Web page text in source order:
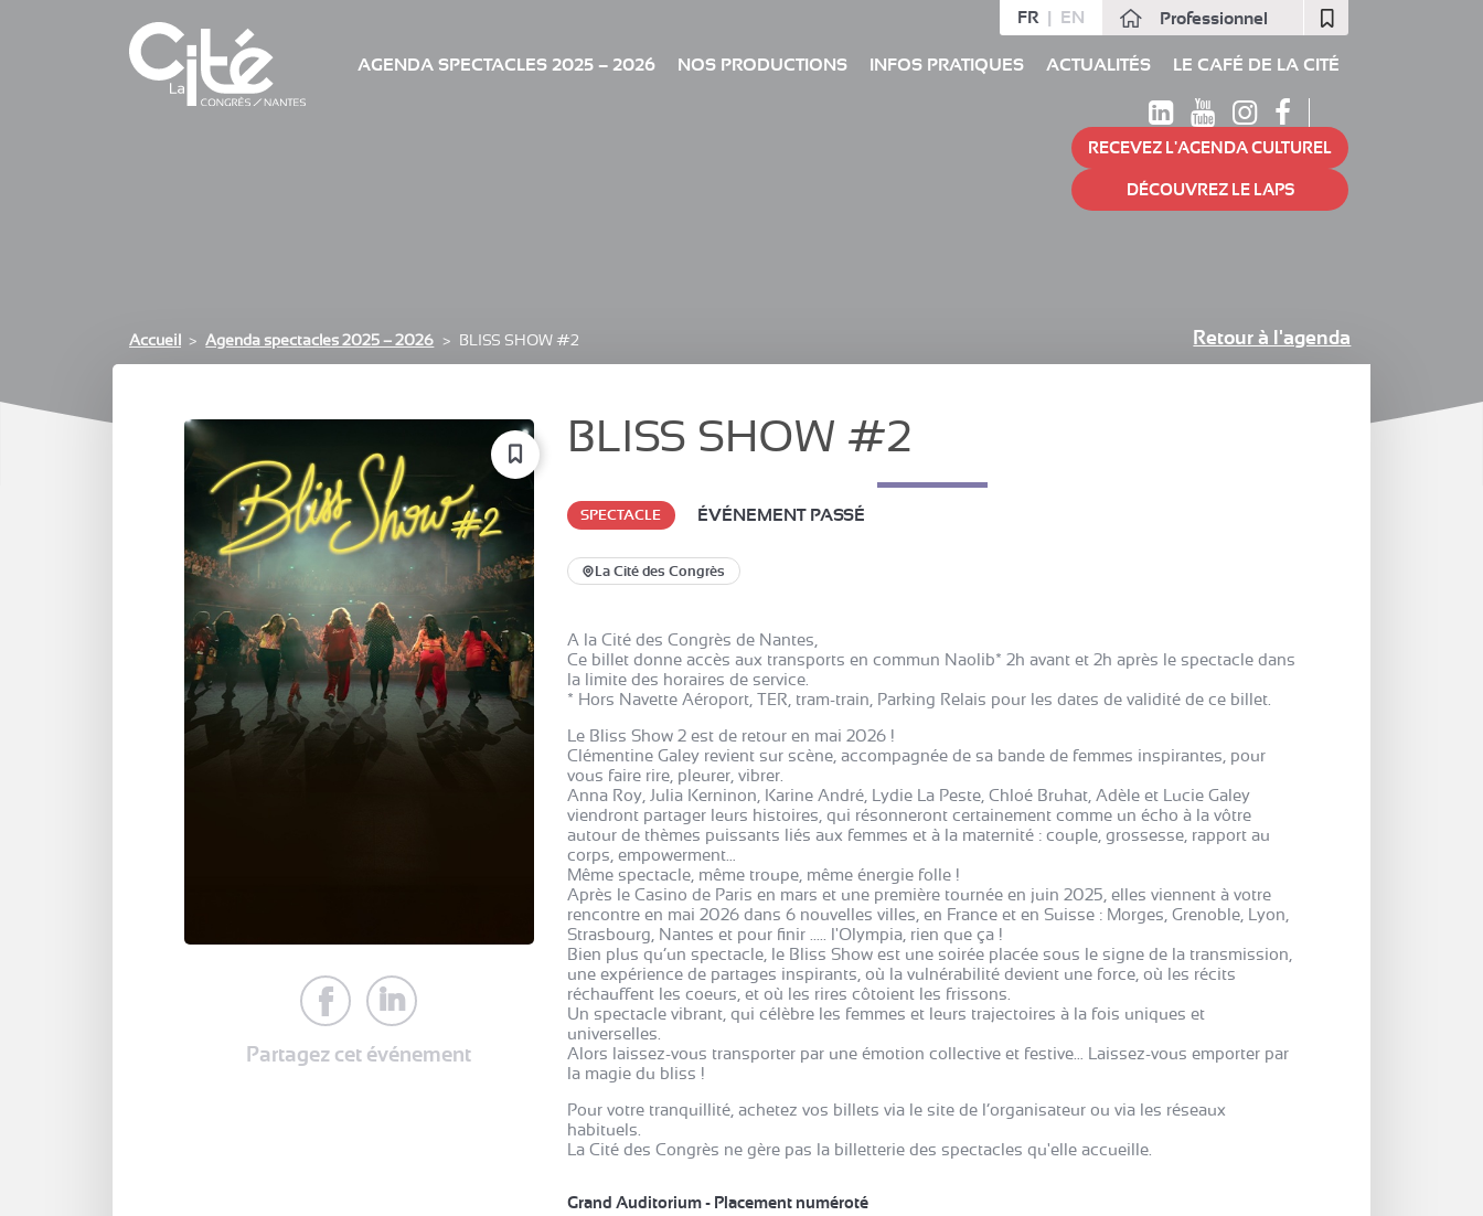
AGENDA SPECTACLES 2025 – 2026 NOS PRODUCTIONS INFOS PRATIQUES ACTUALITÉS LE CAFÉ DE LA CITÉ
RECEVEZ L'AGENDA CULTUREL
DÉCOUVREZ LE LAPS
FR EN Professionnel
Accueil Agenda spectacles 2025 – 2026 BLISS SHOW #2
Partagez cet événement
BLISS SHOW #2
SPECTACLE ÉVÉNEMENT PASSÉ
La Cité des Congrès
A la Cité des Congrès de Nantes,
Ce billet donne accès aux transports en commun Naolib* 2h avant et 2h après le spectacle dans
la limite des horaires de service.
* Hors Navette Aéroport, TER, tram-train, Parking Relais pour les dates de validité de ce billet.
Le Bliss Show 2 est de retour en mai 2026 !
Clémentine Galey revient sur scène, accompagnée de sa bande de femmes inspirantes, pour
vous faire rire, pleurer, vibrer.
Anna Roy, Julia Kerninon, Karine André, Lydie La Peste, Chloé Bruhat, Adèle et Lucie Galey
viendront partager leurs histoires, qui résonneront certainement comme un écho à la vôtre
autour de thèmes puissants liés aux femmes et à la maternité : couple, grossesse, rapport au
corps, empowerment…
Même spectacle, même troupe, même énergie folle !
Après le Casino de Paris en mars et une première tournée en juin 2025, elles viennent à votre
rencontre en mai 2026 dans 6 nouvelles villes, en France et en Suisse : Morges, Grenoble, Lyon,
Strasbourg, Nantes et pour finir ..... l'Olympia, rien que ça !
Bien plus qu’un spectacle, le Bliss Show est une soirée placée sous le signe de la transmission,
une expérience de partages inspirants, où la vulnérabilité devient une force, où les récits
réchauffent les coeurs, et où les rires côtoient les frissons.
Un spectacle vibrant, qui célèbre les femmes et leurs trajectoires à la fois uniques et
universelles.
Alors laissez-vous transporter par une émotion collective et festive… Laissez-vous emporter par
la magie du bliss !
Pour votre tranquillité, achetez vos billets via le site de l’organisateur ou via les réseaux
habituels.
La Cité des Congrès ne gère pas la billetterie des spectacles qu'elle accueille.
Grand Auditorium - Placement numéroté
Retour à l'agenda